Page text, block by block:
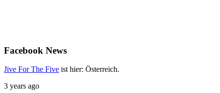
Facebook News
Jive For The Five ist hier: Österreich.
3 years ago